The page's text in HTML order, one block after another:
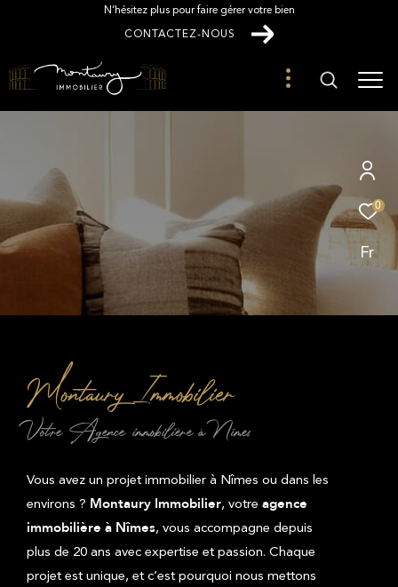
N’hésitez plus pour faire gérer votre bien
CONTACTEZ-NOUS
0
Fr
Montaury Immobilier
Votre Agence immobilière à Nîmes
Vous avez un projet immobilier à Nîmes ou dans les
environs ? Montaury Immobilier, votre agence
immobilière à Nîmes, vous accompagne depuis
plus de 20 ans avec expertise et passion. Chaque
projet est unique, et c’est pourquoi nous mettons